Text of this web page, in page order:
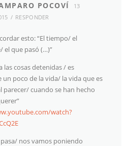
POCOVÍ
13
RESPONDER
esto: “El tiempo/ el
el que pasó (…)”
las cosas detenidas / es
un poco de la vida/ la vida que es
parecer/ cuando se han hecho
watch?
nos vamos poniendo